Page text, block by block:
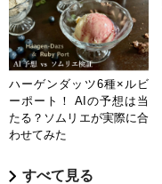
ハーゲンダッツ6種×ルビ
ーポート！ AIの予想は当
たる？ソムリエが実際に合
わせてみた
すべて見る